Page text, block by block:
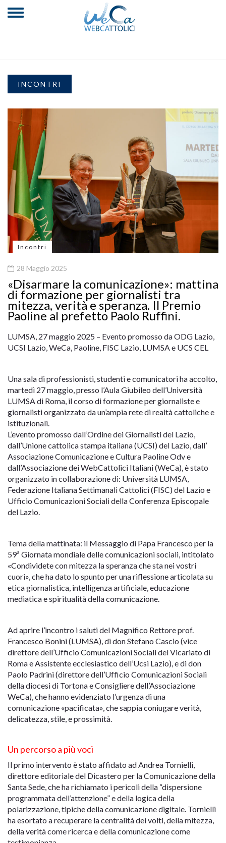
INCONTRI
Incontri
28 Maggio 2025
«Disarmare la comunicazione»: mattina
di formazione per giornalisti tra
mitezza, verità e speranza. Il Premio
Paoline al prefetto Paolo Ruffini.
LUMSA, 27 maggio 2025 – Evento promosso da ODG Lazio,
UCSI Lazio, WeCa, Paoline, FISC Lazio, LUMSA e UCS CEL
Una sala di professionisti, studenti e comunicatori ha accolto,
martedì 27 maggio, presso l’Aula Giubileo dell’Università
LUMSA di Roma, il corso di formazione per giornaliste e
giornalisti organizzato da un’ampia rete di realtà cattoliche e
istituzionali.
L’evento promosso dall’Ordine dei Giornalisti del Lazio,
dall’Unione cattolica stampa italiana (UCSI) del Lazio, dall’
Associazione Comunicazione e Cultura Paoline Odv e
dall’Associazione dei WebCattolici Italiani (WeCa), è stato
organizzato in collaborazione di: Università LUMSA,
Federazione Italiana Settimanali Cattolici (FISC) del Lazio e
Ufficio Comunicazioni Sociali della Conferenza Episcopale
del Lazio.
Tema della mattinata: il Messaggio di Papa Francesco per la
59ª Giornata mondiale delle comunicazioni sociali, intitolato
«Condividete con mitezza la speranza che sta nei vostri
cuori», che ha dato lo spunto per una riflessione articolata su
etica giornalistica, intelligenza artificiale, educazione
mediatica e spiritualità della comunicazione.
Ad aprire l’incontro i saluti del Magnifico Rettore prof.
Francesco Bonini (LUMSA), di don Stefano Cascio (vice
direttore dell’Ufficio Comunicazioni Sociali del Vicariato di
Roma e Assistente ecclesiastico dell’Ucsi Lazio), e di don
Paolo Padrini (direttore dell’Ufficio Comunicazioni Sociali
della diocesi di Tortona e Consigliere dell’Associazione
WeCa), che hanno evidenziato l’urgenza di una
comunicazione «pacificata», che sappia coniugare verità,
delicatezza, stile, e prossimità.
Un percorso a più voci
Il primo intervento è stato affidato ad Andrea Tornielli,
direttore editoriale del Dicastero per la Comunicazione della
Santa Sede, che ha richiamato i pericoli della “dispersione
programmata dell’attenzione” e della logica della
polarizzazione, tipiche della comunicazione digitale. Tornielli
ha esortato a recuperare la centralità dei volti, della mitezza,
della verità come ricerca e della comunicazione come